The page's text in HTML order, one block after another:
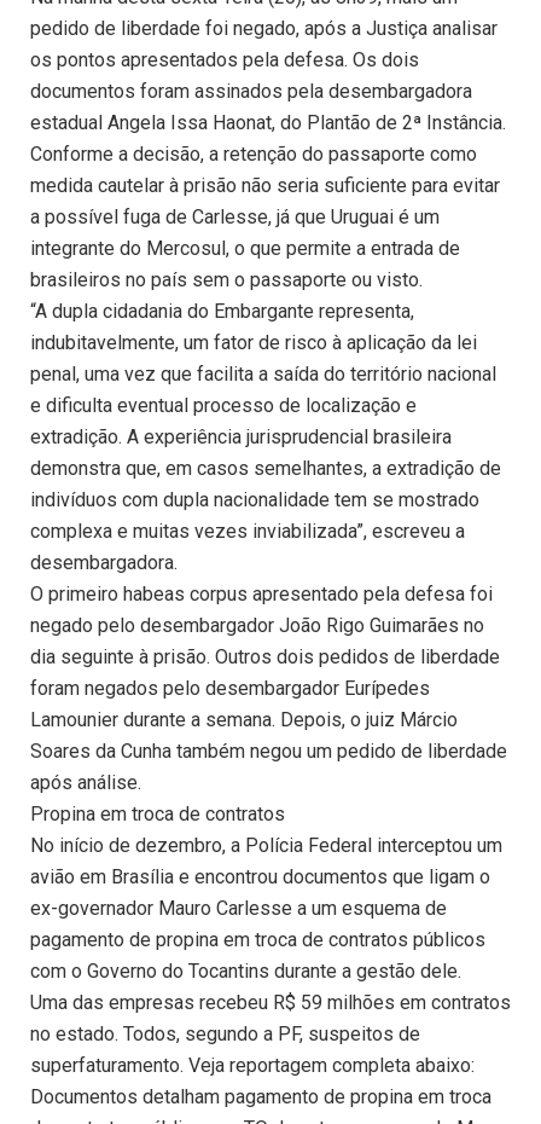
pedido de liberdade foi negado, após a Justiça analisar
os pontos apresentados pela defesa. Os dois
documentos foram assinados pela desembargadora
estadual Angela Issa Haonat, do Plantão de 2ª Instância.
Conforme a decisão, a retenção do passaporte como
medida cautelar à prisão não seria suficiente para evitar
a possível fuga de Carlesse, já que Uruguai é um
integrante do Mercosul, o que permite a entrada de
brasileiros no país sem o passaporte ou visto.
“A dupla cidadania do Embargante representa,
indubitavelmente, um fator de risco à aplicação da lei
penal, uma vez que facilita a saída do território nacional
e dificulta eventual processo de localização e
extradição. A experiência jurisprudencial brasileira
demonstra que, em casos semelhantes, a extradição de
indivíduos com dupla nacionalidade tem se mostrado
complexa e muitas vezes inviabilizada”, escreveu a
desembargadora.
O primeiro habeas corpus apresentado pela defesa foi
negado pelo desembargador João Rigo Guimarães no
dia seguinte à prisão. Outros dois pedidos de liberdade
foram negados pelo desembargador Eurípedes
Lamounier durante a semana. Depois, o juiz Márcio
Soares da Cunha também negou um pedido de liberdade
após análise.
Propina em troca de contratos
No início de dezembro, a Polícia Federal interceptou um
avião em Brasília e encontrou documentos que ligam o
ex-governador Mauro Carlesse a um esquema de
pagamento de propina em troca de contratos públicos
com o Governo do Tocantins durante a gestão dele.
Uma das empresas recebeu R$ 59 milhões em contratos
no estado. Todos, segundo a PF, suspeitos de
superfaturamento. Veja reportagem completa abaixo:
Documentos detalham pagamento de propina em troca